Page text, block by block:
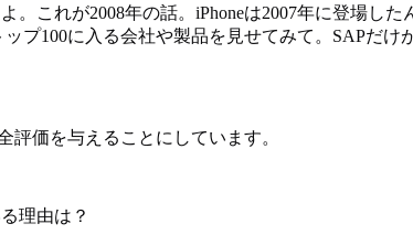
これが2008年の話。iPhoneは2007年に登場し
プ100に入る会社や製品を見せてみて。SAPだけ
価を与えることにしています。
理由は？